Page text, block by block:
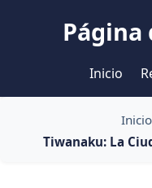
Página
Inicio
Inicio
Tiwanaku: La